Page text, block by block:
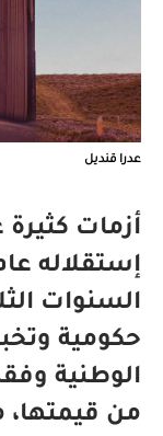
عدرا قنديل
أزمات كثيرة
السنوات
حكومية
من قيمتها،